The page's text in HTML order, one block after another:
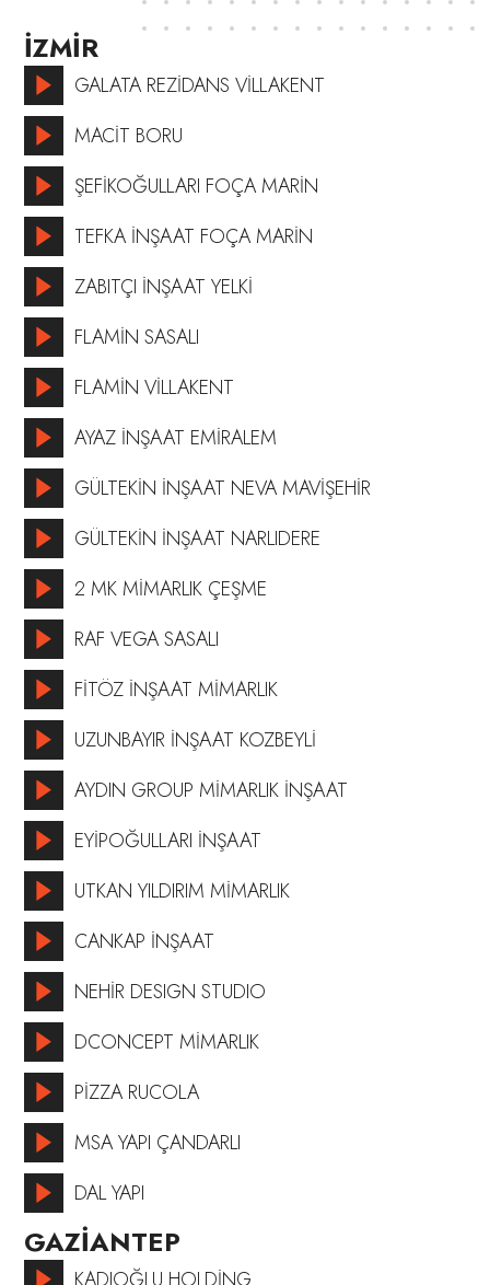
İZMİR
GALATA REZİDANS VİLLAKENT
MACİT BORU
ŞEFİKOĞULLARI FOÇA MARİN
TEFKA İNŞAAT FOÇA MARİN
ZABITÇI İNŞAAT YELKİ
FLAMİN SASALI
FLAMİN VİLLAKENT
AYAZ İNŞAAT EMİRALEM
GÜLTEKİN İNŞAAT NEVA MAVİŞEHİR
GÜLTEKİN İNŞAAT NARLIDERE
2 MK MİMARLIK ÇEŞME
RAF VEGA SASALI
FİTÖZ İNŞAAT MİMARLIK
UZUNBAYIR İNŞAAT KOZBEYLİ
AYDIN GROUP MİMARLIK İNŞAAT
EYİPOĞULLARI İNŞAAT
UTKAN YILDIRIM MİMARLIK
CANKAP İNŞAAT
NEHİR DESIGN STUDIO
DCONCEPT MİMARLIK
PİZZA RUCOLA
MSA YAPI ÇANDARLI
DAL YAPI
GAZİANTEP